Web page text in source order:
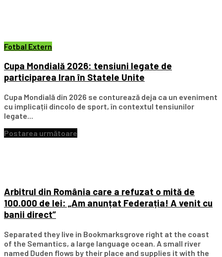
Fotbal Extern
Cupa Mondială 2026: tensiuni legate de
participarea Iran în Statele Unite
Cupa Mondială din 2026 se conturează deja ca un eveniment
cu implicații dincolo de sport, în contextul tensiunilor
legate...
Postarea următoare
Arbitrul din România care a refuzat o mită de
100.000 de lei: „Am anunțat Federația! A venit cu
banii direct”
Separated they live in Bookmarksgrove right at the coast
of the Semantics, a large language ocean. A small river
named Duden flows by their place and supplies it with the